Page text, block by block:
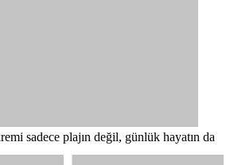
sadece plajın değil, günlük hayatın da